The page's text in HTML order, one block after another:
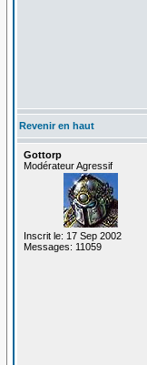
Revenir en haut
Gottorp
Modérateur Agressif
Inscrit le: 17 Sep 2002
Messages: 11059